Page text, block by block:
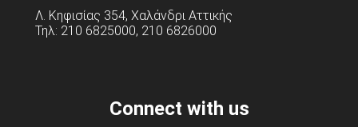
Λ. Κηφισίας 354, Χαλάνδρι Αττικής
Τηλ: 210 6825000, 210 6826000
Connect with us